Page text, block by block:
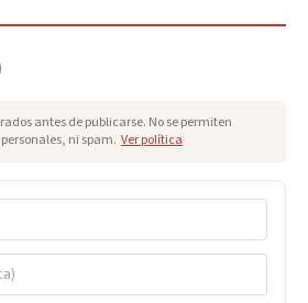
antes de publicarse. No se permiten
ni spam. Ver política